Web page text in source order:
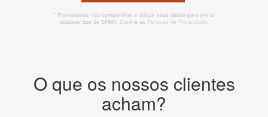
* Prometemos não compartilhar e utilizar seus dados para enviar
qualquer tipo de SPAM. Confira as Políticas de Privacidade.
O que os nossos clientes
acham?